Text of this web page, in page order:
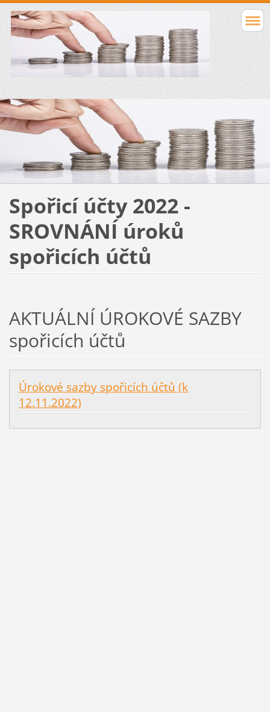
Spořicí účty 2022 -
SROVNÁNÍ úroků
spořicích účtů
AKTUÁLNÍ ÚROKOVÉ SAZBY
spořicích účtů
Úrokové sazby spořicích účtů (k
12.11.2022)